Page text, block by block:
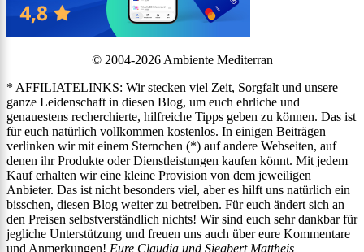
© 2004-2026 Ambiente Mediterran
* AFFILIATELINKS: Wir stecken viel Zeit, Sorgfalt und unsere
ganze Leidenschaft in diesen Blog, um euch ehrliche und
genauestens recherchierte, hilfreiche Tipps geben zu können. Das ist
für euch natürlich vollkommen kostenlos. In einigen Beiträgen
verlinken wir mit einem Sternchen (*) auf andere Webseiten, auf
denen ihr Produkte oder Dienstleistungen kaufen könnt. Mit jedem
Kauf erhalten wir eine kleine Provision von dem jeweiligen
Anbieter. Das ist nicht besonders viel, aber es hilft uns natürlich ein
bisschen, diesen Blog weiter zu betreiben. Für euch ändert sich an
den Preisen selbstverständlich nichts! Wir sind euch sehr dankbar für
jegliche Unterstützung und freuen uns auch über eure Kommentare
und Anmerkungen! Eure Claudia und Siegbert Mattheis